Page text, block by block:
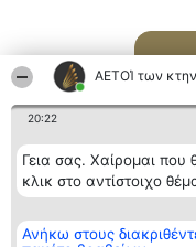
ΑΕΤΟΊ των
20:22
Γεια σας. Χαίρομαι
κλικ στο αντίστοιχο
Ανήκω στους
Διοργανωτής της
κατάταξης